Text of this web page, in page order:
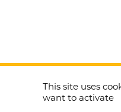
This site uses
want to activate